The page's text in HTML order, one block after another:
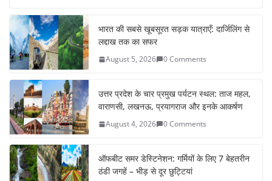
c
e
b
o
o
k
itt
er e
भारत की सबसे खूबसूरत सड़क यात्राएँ: दार्जिलिंग से
लद्दाख तक का सफर
August 5, 2026 0 Comments
उत्तर प्रदेश के चार प्रमुख पर्यटन स्थल: ताज महल,
वाराणसी, लखनऊ, प्रयागराज और इनके आकर्षण
August 4, 2026 0 Comments
ऑफबीट समर डेस्टिनेशन: गर्मियों के लिए 7 बेहतरीन
ठंडी जगहें – भीड़ से दूर छुट्टियां